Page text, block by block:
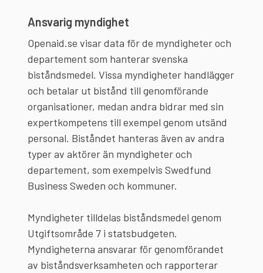
Ansvarig myndighet
Openaid.se visar data för de myndigheter och
departement som hanterar svenska
biståndsmedel. Vissa myndigheter handlägger
och betalar ut bistånd till genomförande
organisationer, medan andra bidrar med sin
expertkompetens till exempel genom utsänd
personal. Biståndet hanteras även av andra
typer av aktörer än myndigheter och
departement, som exempelvis Swedfund
Business Sweden och kommuner.
Myndigheter tilldelas biståndsmedel genom
Utgiftsområde 7 i statsbudgeten.
Myndigheterna ansvarar för genomförandet
av biståndsverksamheten och rapporterar